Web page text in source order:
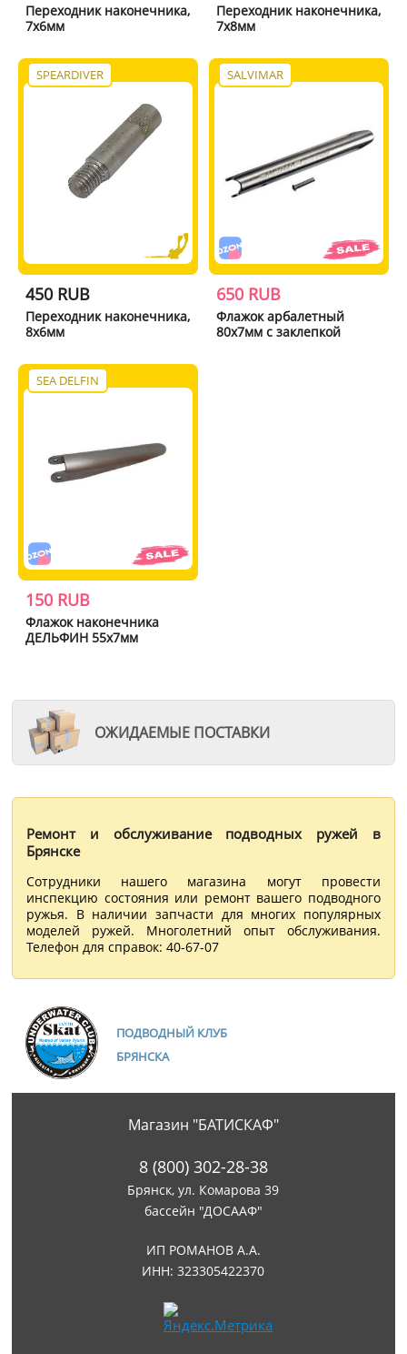
Переходник наконечника,
7х6мм
Переходник наконечника,
7х8мм
SPEARDIVER
450 RUB
Переходник наконечника,
8х6мм
SALVIMAR
650 RUB
Флажок арбалетный
80x7мм с заклепкой
SEA DELFIN
150 RUB
Флажок наконечника
ДЕЛЬФИН 55х7мм
ОЖИДАЕМЫЕ ПОСТАВКИ
Ремонт и обслуживание подводных ружей в
Брянске
Сотрудники нашего магазина могут провести
инспекцию состояния или ремонт вашего подводного
ружья. В наличии запчасти для многих популярных
моделей ружей. Многолетний опыт обслуживания.
Телефон для справок: 40-67-07
ПОДВОДНЫЙ КЛУБ
БРЯНСКА
Магазин "БАТИСКАФ"
8 (800) 302-28-38
Брянск, ул. Комарова 39
бассейн "ДОСААФ"
ИП РОМАНОВ А.А.
ИНН: 323305422370